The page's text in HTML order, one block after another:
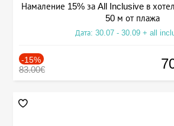
Намаление 15% за All Inclusive в
50 м от плажа
Дата: 30.07 - 30.09 + all
-15%
83.00€